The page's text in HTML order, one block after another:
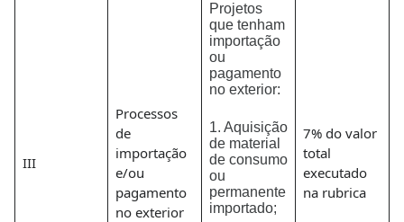
III
Processos
de
importação
e/ou
pagamento
no exterior
Projetos
que tenham
importação
ou
pagamento
no exterior:
1. Aquisição
de material
de consumo
ou
permanente
importado;
7% do valor
total
executado
na rubrica